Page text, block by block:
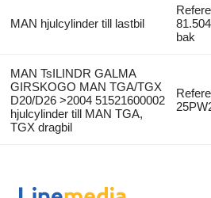
MAN hjulcylinder till lastbil
bak
MAN TsILINDR GALMA
GIRSKOGO MAN TGA/TGX
D20/D26 >2004 51521600002
hjulcylinder till MAN TGA,
TGX dragbil